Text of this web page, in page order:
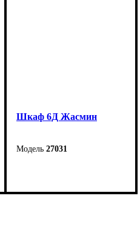
Шкаф 6Д Жасмин
27031
Высота: 222 см